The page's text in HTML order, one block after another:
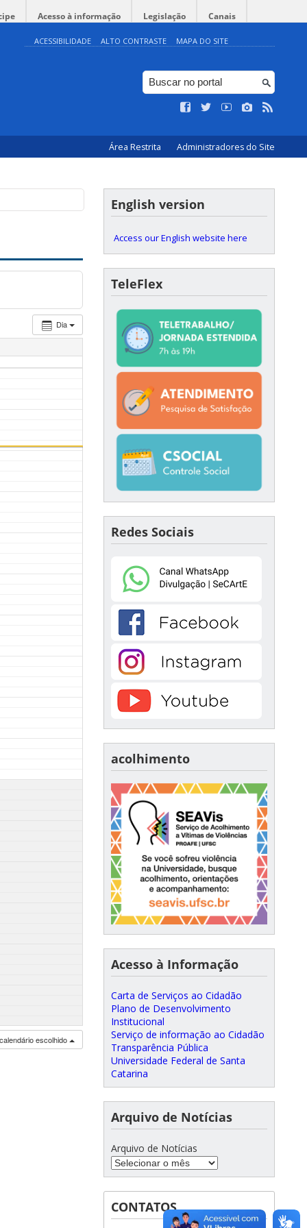
Acesso à informação Legislação Canais
ACESSIBILIDADE ALTO CONTRASTE MAPA DO SITE
Área Restrita Administradores do Site
Dia
escolhido
English version
Access our English website here
TeleFlex
Redes Sociais
acolhimento
Acesso à Informação
Carta de Serviços ao Cidadão
Plano de Desenvolvimento
Institucional
Serviço de informação ao Cidadão
Transparência Pública
Universidade Federal de Santa
Catarina
Arquivo de Notícias
Arquivo de Notícias
CONTATOS